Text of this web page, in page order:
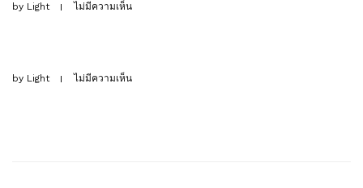
by Light ไม่มีความเห็น
by Light ไม่มีความเห็น